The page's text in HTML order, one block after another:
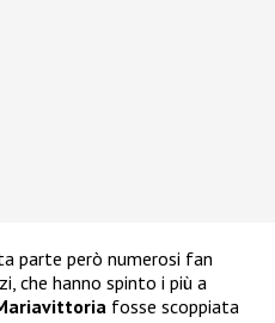
parte però numerosi fan
che hanno spinto i più a
fosse scoppiata